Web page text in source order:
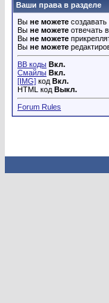
Ваши права в разделе
Вы не можете
Вы не можете отвечать
Вы не можете
Вы не можете
BB коды Вкл.
Смайлы Вкл.
[IMG] код Вкл.
HTML код Выкл.
Forum Rules